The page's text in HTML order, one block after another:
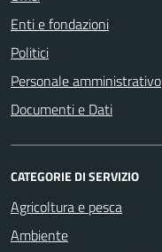
Enti e fondazioni
Politici
Personale amministrativo
Documenti e Dati
CATEGORIE DI SERVIZIO
Agricoltura e pesca
Ambiente